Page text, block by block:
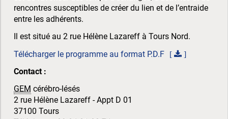
rencontres susceptibles de créer du lien et de l’entraide
entre les adhérents.
Il est situé au 2 rue Hélène Lazareff à Tours Nord.
Télécharger le programme au format P.D.F
Contact :
GEM cérébro-lésés
2 rue Hélène Lazareff - Appt D 01
37100 Tours